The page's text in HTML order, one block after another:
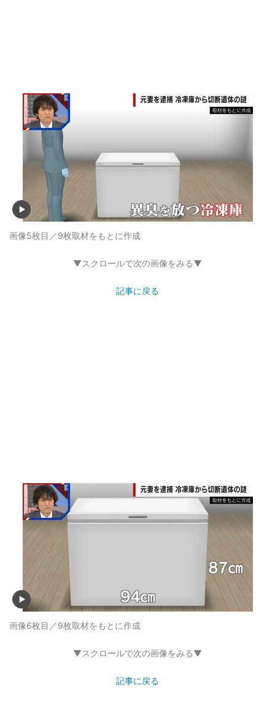
画像5枚目／9枚取材をもとに作成
▼スクロールで次の画像をみる▼
記事に戻る
画像6枚目／9枚取材をもとに作成
▼スクロールで次の画像をみる▼
記事に戻る